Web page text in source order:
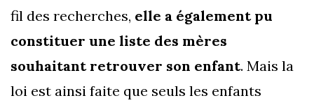
fil des recherches, elle a également pu
constituer une liste des mères
souhaitant retrouver son enfant. Mais la
loi est ainsi faite que seuls les enfants